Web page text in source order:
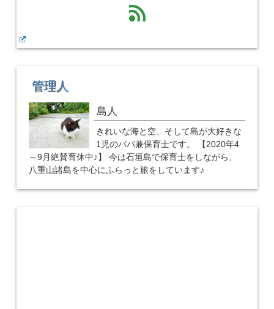
feed
管理人
島人
きれいな海と空、そして島が大好きな
1児のパパ兼保育士です。 【2020年4
～9月絶賛育休中♪】 今は石垣島で保育士をしながら、
八重山諸島を中心にふらっと旅をしています♪